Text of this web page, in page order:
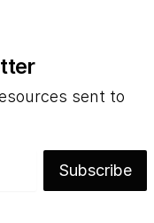
sent to
Subscribe